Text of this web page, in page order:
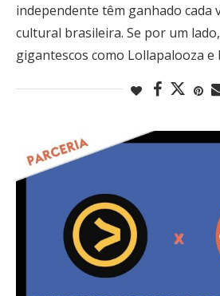
independente têm ganhado cada
cultural brasileira. Se por um
gigantescos como Lollapalooza e